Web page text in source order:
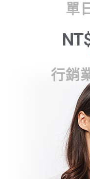
單
行銷